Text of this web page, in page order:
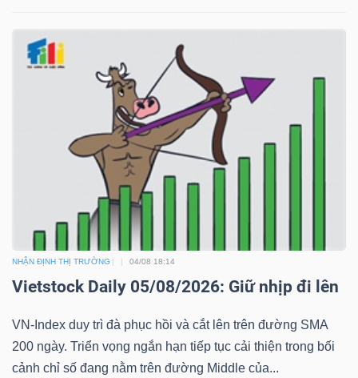
NHẬN ĐỊNH THỊ TRƯỜNG 04/08 18:14
Vietstock Daily 05/08/2026: Giữ nhịp đi lên
VN-Index duy trì đà phục hồi và cắt lên trên đường SMA
200 ngày. Triển vọng ngắn hạn tiếp tục cải thiện trong bối
cảnh chỉ số đang nằm trên đường Middle của...